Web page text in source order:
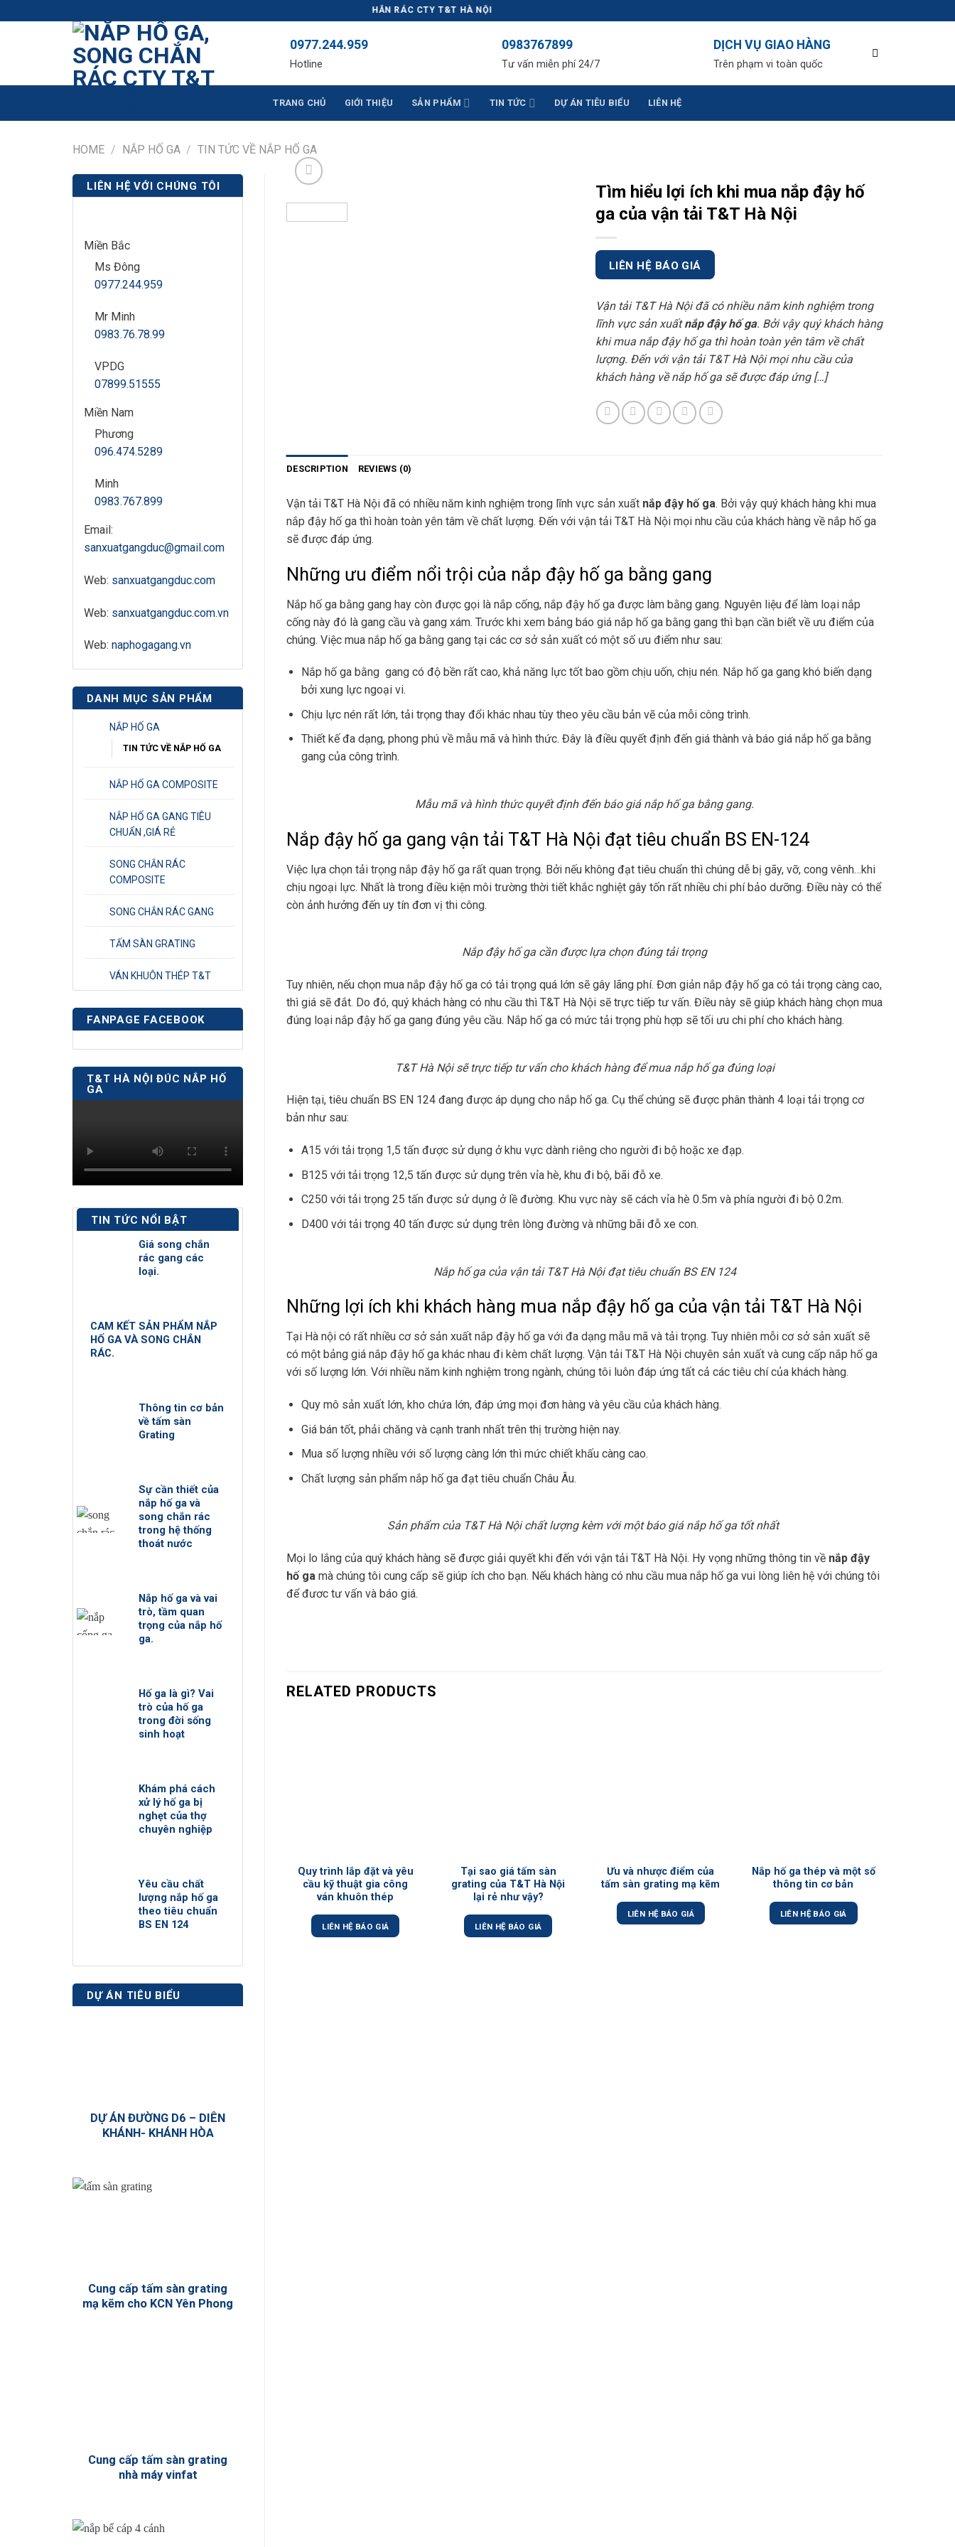
NẮP HỐ GA, SONG CHẮN RÁC CTY T&T HÀ NỘI
0977.244.959
Hotline
0983767899
Tư vấn miễn phí 24/7
DỊCH VỤ GIAO HÀNG
Trên phạm vi toàn quốc
TRANG CHỦ GIỚI THIỆU SẢN PHẨM TIN TỨC DỰ ÁN TIÊU BIỂU LIÊN HỆ
HOME / NẮP HỐ GA / TIN TỨC VỀ NẮP HỐ GA
LIÊN HỆ VỚI CHÚNG TÔI
Miền Bắc
Ms Đông
0977.244.959
Mr Minh
0983.76.78.99
VPDG
07899.51555
Miền Nam
Phương
096.474.5289
Minh
0983.767.899
Email:
sanxuatgangduc@gmail.com
Web: sanxuatgangduc.com
Web: sanxuatgangduc.com.vn
Web: naphogagang.vn
DANH MỤC SẢN PHẨM
NẮP HỐ GA
TIN TỨC VỀ NẮP HỐ GA
NẮP HỐ GA COMPOSITE
NẮP HỐ GA GANG TIÊU
CHUẨN ,GIÁ RẺ
SONG CHẮN RÁC
COMPOSITE
SONG CHẮN RÁC GANG
TẤM SÀN GRATING
VÁN KHUÔN THÉP T&T
FANPAGE FACEBOOK
T&T HÀ NỘI ĐÚC NẮP HỐ
GA
TIN TỨC NỔI BẬT
Giá song chắn
rác gang các
loại.
CAM KẾT SẢN PHẨM NẮP
HỐ GA VÀ SONG CHẮN
RÁC.
Thông tin cơ bản
về tấm sàn
Grating
Sự cần thiết của
nắp hố ga và
song chắn rác
trong hệ thống
thoát nước
Nắp hố ga và vai
trò, tầm quan
trọng của nắp hố
ga.
Hố ga là gì? Vai
trò của hố ga
trong đời sống
sinh hoạt
Khám phá cách
xử lý hố ga bị
nghẹt của thợ
chuyên nghiệp
Yêu cầu chất
lượng nắp hố ga
theo tiêu chuẩn
BS EN 124
DỰ ÁN TIÊU BIỂU
DỰ ÁN ĐƯỜNG D6 – DIÊN
KHÁNH- KHÁNH HÒA
Cung cấp tấm sàn grating
mạ kẽm cho KCN Yên Phong
Cung cấp tấm sàn grating
nhà máy vinfat
Tìm hiểu lợi ích khi mua nắp đậy hố
ga của vận tải T&T Hà Nội
LIÊN HỆ BÁO GIÁ
Vận tải T&T Hà Nội đã có nhiều năm kinh nghiệm trong
lĩnh vực sản xuấtnắp đậy hố ga. Bởi vậy quý khách hàng
khi mua nắp đậy hố ga thì hoàn toàn yên tâm về chất
lượng. Đến với vận tải T&T Hà Nội mọi nhu cầu của
khách hàng về nắp hố ga sẽ được đáp ứng […]
DESCRIPTION REVIEWS (0)
Vận tải T&T Hà Nội đã có nhiều năm kinh nghiệm trong lĩnh vực sản xuất nắp đậy hố ga. Bởi vậy quý khách hàng khi mua
nắp đậy hố ga thì hoàn toàn yên tâm về chất lượng. Đến với vận tải T&T Hà Nội mọi nhu cầu của khách hàng về nắp hố ga
sẽ được đáp ứng.
Những ưu điểm nổi trội của nắp đậy hố ga bằng gang
Nắp hố ga bằng gang hay còn được gọi là nắp cống, nắp đậy hố ga được làm bằng gang. Nguyên liệu để làm loại nắp
cống này đó là gang cầu và gang xám. Trước khi xem bảng báo giá nắp hố ga bằng gang thì bạn cần biết về ưu điểm của
chúng. Việc mua nắp hố ga bằng gang tại các cơ sở sản xuất có một số ưu điểm như sau:
Nắp hố ga bằng gang có độ bền rất cao, khả năng lực tốt bao gồm chịu uốn, chịu nén. Nắp hố ga gang khó biến dạng
bởi xung lực ngoại vi.
Chịu lực nén rất lớn, tải trọng thay đổi khác nhau tùy theo yêu cầu bản vẽ của mỗi công trình.
Thiết kế đa dạng, phong phú về mẫu mã và hình thức. Đây là điều quyết định đến giá thành và báo giá nắp hố ga bằng
gang của công trình.
Mẫu mã và hình thức quyết định đến báo giá nắp hố ga bằng gang.
Nắp đậy hố ga gang vận tải T&T Hà Nội đạt tiêu chuẩn BS EN-124
Việc lựa chọn tải trọng nắp đậy hố ga rất quan trọng. Bởi nếu không đạt tiêu chuẩn thì chúng dễ bị gãy, vỡ, cong vênh…khi
chịu ngoại lực. Nhất là trong điều kiện môi trường thời tiết khắc nghiệt gây tốn rất nhiều chi phí bảo dưỡng. Điều này có thể
còn ảnh hưởng đến uy tín đơn vị thi công.
Nắp đậy hố ga cần được lựa chọn đúng tải trọng
Tuy nhiên, nếu chọn mua nắp đậy hố ga có tải trọng quá lớn sẽ gây lãng phí. Đơn giản nắp đậy hố ga có tải trọng càng cao,
thì giá sẽ đắt. Do đó, quý khách hàng có nhu cầu thì T&T Hà Nội sẽ trực tiếp tư vấn. Điều này sẽ giúp khách hàng chọn mua
đúng loại nắp đậy hố ga gang đúng yêu cầu. Nắp hố ga có mức tải trọng phù hợp sẽ tối ưu chi phí cho khách hàng.
T&T Hà Nội sẽ trực tiếp tư vấn cho khách hàng để mua nắp hố ga đúng loại
Hiện tại, tiêu chuẩn BS EN 124 đang được áp dụng cho nắp hố ga. Cụ thể chúng sẽ được phân thành 4 loại tải trọng cơ
bản như sau:
A15 với tải trọng 1,5 tấn được sử dụng ở khu vực dành riêng cho người đi bộ hoặc xe đạp.
B125 với tải trọng 12,5 tấn được sử dụng trên vỉa hè, khu đi bộ, bãi đỗ xe.
C250 với tải trọng 25 tấn được sử dụng ở lề đường. Khu vực này sẽ cách vỉa hè 0.5m và phía người đi bộ 0.2m.
D400 với tải trọng 40 tấn được sử dụng trên lòng đường và những bãi đỗ xe con.
Nắp hố ga của vận tải T&T Hà Nội đạt tiêu chuẩn BS EN 124
Những lợi ích khi khách hàng mua nắp đậy hố ga của vận tải T&T Hà Nội
Tại Hà nội có rất nhiều cơ sở sản xuất nắp đậy hố ga với đa dạng mẫu mã và tải trọng. Tuy nhiên mỗi cơ sở sản xuất sẽ
có một bảng giá nắp đậy hố ga khác nhau đi kèm chất lượng. Vận tải T&T Hà Nội chuyên sản xuất và cung cấp nắp hố ga
với số lượng lớn. Với nhiều năm kinh nghiệm trong ngành, chúng tôi luôn đáp ứng tất cả các tiêu chí của khách hàng.
Quy mô sản xuất lớn, kho chứa lớn, đáp ứng mọi đơn hàng và yêu cầu của khách hàng.
Giá bán tốt, phải chăng và cạnh tranh nhất trên thị trường hiện nay.
Mua số lượng nhiều với số lượng càng lớn thì mức chiết khấu càng cao.
Chất lượng sản phẩm nắp hố ga đạt tiêu chuẩn Châu Âu.
Sản phẩm của T&T Hà Nội chất lượng kèm với một báo giá nắp hố ga tốt nhất
Mọi lo lắng của quý khách hàng sẽ được giải quyết khi đến với vận tải T&T Hà Nội. Hy vọng những thông tin về nắp đậy
hố ga mà chúng tôi cung cấp sẽ giúp ích cho bạn. Nếu khách hàng có nhu cầu mua nắp hố ga vui lòng liên hệ với chúng tôi
để đươc tư vấn và báo giá.
RELATED PRODUCTS
Quy trình lắp đặt và yêu
cầu kỹ thuật gia công
ván khuôn thép
LIÊN HỆ BÁO GIÁ
Tại sao giá tấm sàn
grating của T&T Hà Nội
lại rẻ như vậy?
LIÊN HỆ BÁO GIÁ
Ưu và nhược điểm của
tấm sàn grating mạ kẽm
LIÊN HỆ BÁO GIÁ
Nắp hố ga thép và một số
thông tin cơ bản
LIÊN HỆ BÁO GIÁ